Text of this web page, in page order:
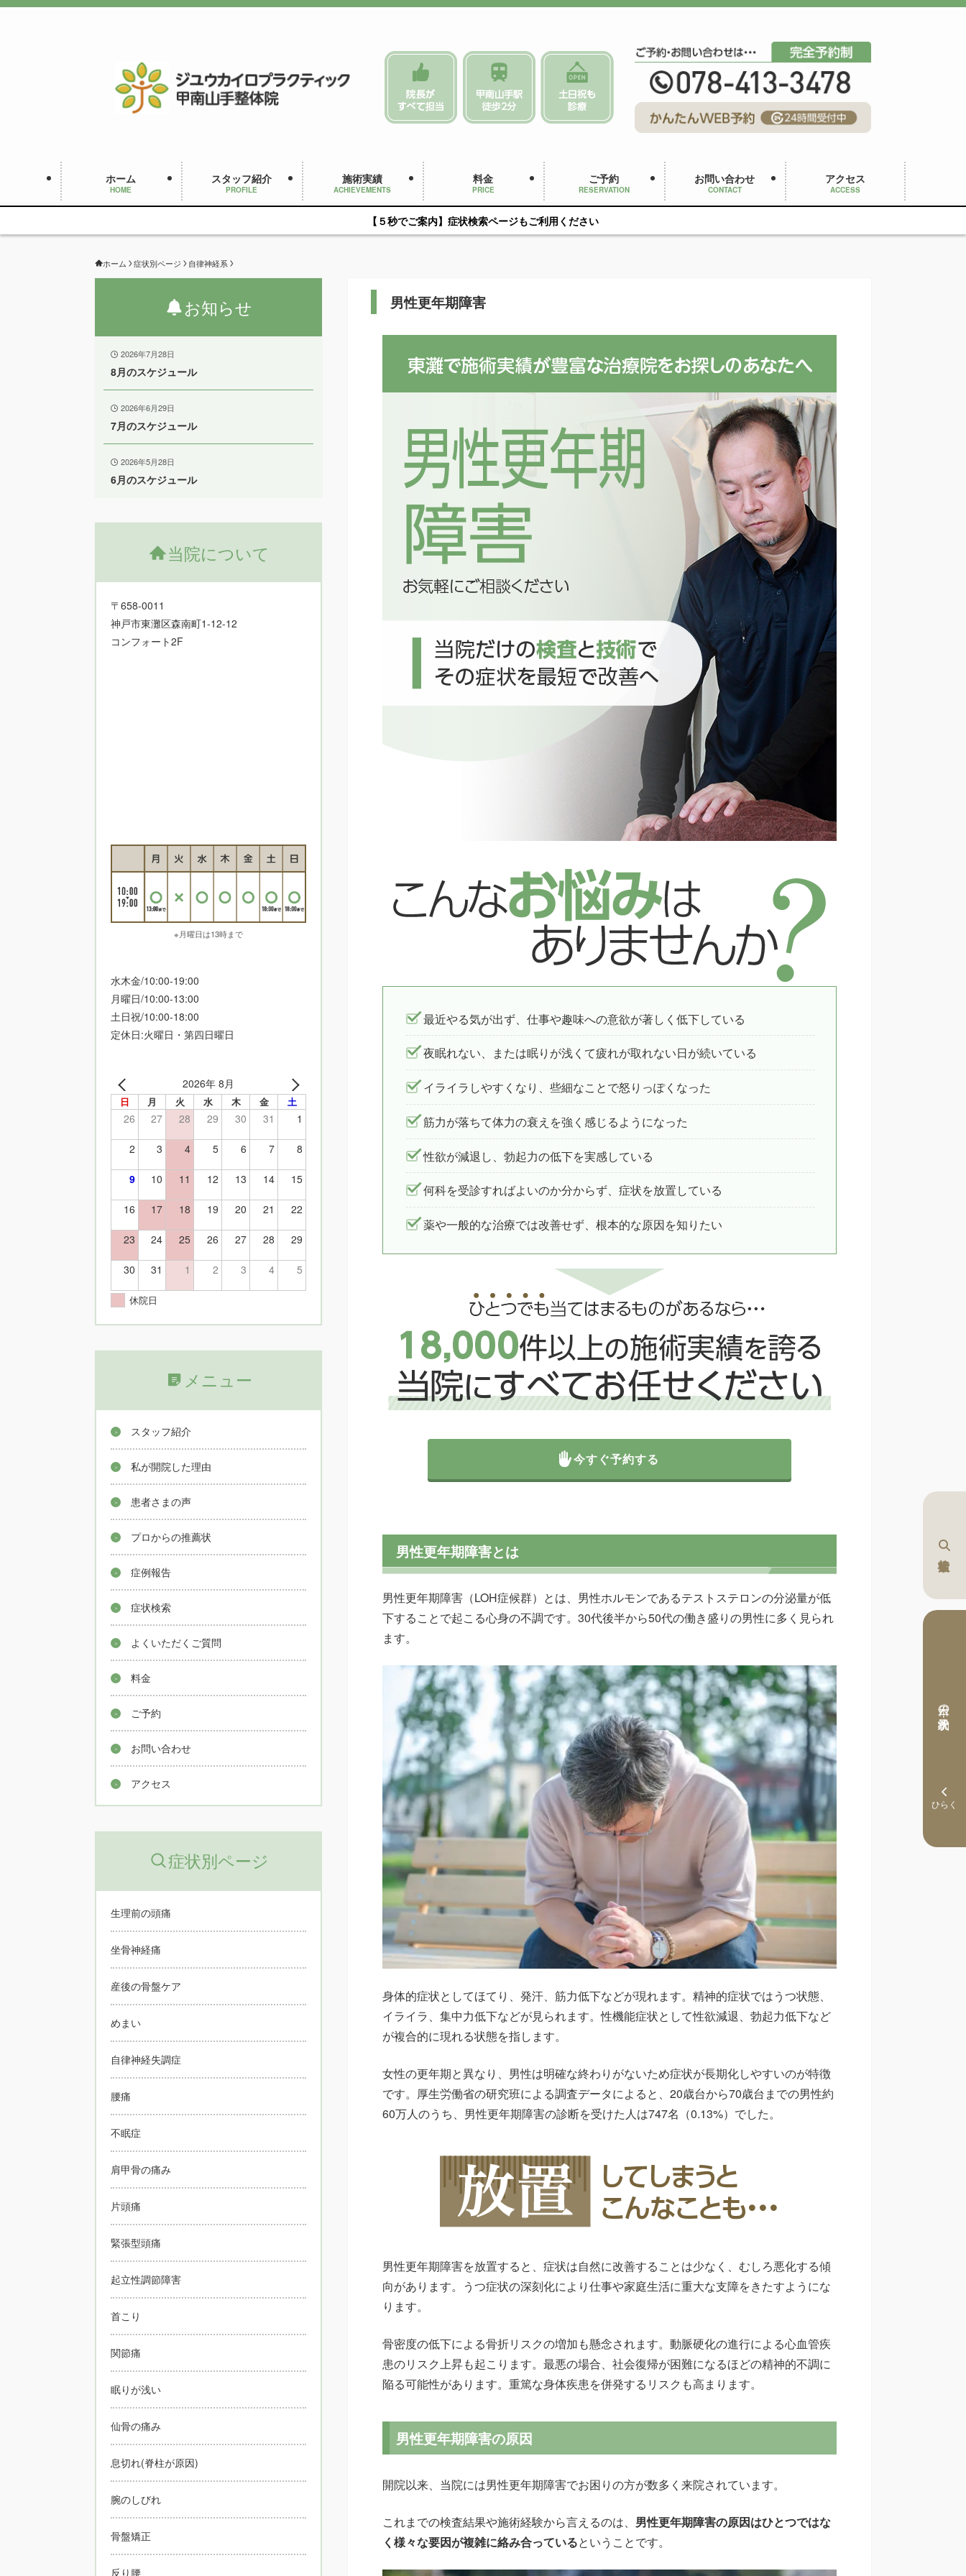
ホーム
HOME
スタッフ紹介
PROFILE
施術実績
ACHIEVEMENTS
料金
PRICE
ご予約
RESERVATION
お問い合わせ
CONTACT
アクセス
ACCESS
【５秒でご案内】症状検索ページもご利用ください
ホーム 症状別ページ 自律神経系
男性更年期障害
本日の予約状況
最近やる気が出ず、仕事や趣味への意欲が著しく低下している
夜眠れない、または眠りが浅くて疲れが取れない日が続いている
イライラしやすくなり、些細なことで怒りっぽくなった
筋力が落ちて体力の衰えを強く感じるようになった
性欲が減退し、勃起力の低下を実感している
何科を受診すればよいのか分からず、症状を放置している
薬や一般的な治療では改善せず、根本的な原因を知りたい
今すぐ予約する
男性更年期障害とは
男性更年期障害（LOH症候群）とは、男性ホルモンであるテストステロンの分泌量が低
下することで起こる心身の不調です。30代後半から50代の働き盛りの男性に多く見られ
ます。
身体的症状としてほてり、発汗、筋力低下などが現れます。精神的症状ではうつ状態、
イライラ、集中力低下などが見られます。性機能症状として性欲減退、勃起力低下など
が複合的に現れる状態を指します。
女性の更年期と異なり、男性は明確な終わりがないため症状が長期化しやすいのが特徴
です。厚生労働省の研究班による調査データによると、20歳台から70歳台までの男性約
60万人のうち、男性更年期障害の診断を受けた人は747名（0.13%）でした。
男性更年期障害を放置すると、症状は自然に改善することは少なく、むしろ悪化する傾
向があります。うつ症状の深刻化により仕事や家庭生活に重大な支障をきたすようにな
ります。
骨密度の低下による骨折リスクの増加も懸念されます。動脈硬化の進行による心血管疾
患のリスク上昇も起こります。最悪の場合、社会復帰が困難になるほどの精神的不調に
陥る可能性があります。重篤な身体疾患を併発するリスクも高まります。
男性更年期障害の原因
開院以来、当院には男性更年期障害でお困りの方が数多く来院されています。
これまでの検査結果や施術経験から言えるのは、 男性更年期障害の原因はひとつではな
く様々な要因が複雑に絡み合っているということです。
お知らせ
2026年7月28日
8月のスケジュール
2026年6月29日
7月のスケジュール
2026年5月28日
6月のスケジュール
当院について
〒658-0011
神戸市東灘区森南町1-12-12
コンフォート2F
※月曜日は13時まで
水木金/10:00-19:00
月曜日/10:00-13:00
土日祝/10:00-18:00
定休日:火曜日・第四日曜日
2026年 8月
日 月 火 水 木 金 土
26 27 28 29 30 31 1
2 3 4 5 6 7 8
9 10 11 12 13 14 15
16 17 18 19 20 21 22
23 24 25 26 27 28 29
30 31 1 2 3 4 5
休院日
メニュー
スタッフ紹介
私が開院した理由
患者さまの声
プロからの推薦状
症例報告
症状検索
よくいただくご質問
料金
ご予約
お問い合わせ
アクセス
症状別ページ
生理前の頭痛
坐骨神経痛
産後の骨盤ケア
めまい
自律神経失調症
腰痛
不眠症
肩甲骨の痛み
片頭痛
緊張型頭痛
起立性調節障害
首こり
関節痛
眠りが浅い
仙骨の痛み
息切れ(脊柱が原因)
腕のしびれ
骨盤矯正
反り腰